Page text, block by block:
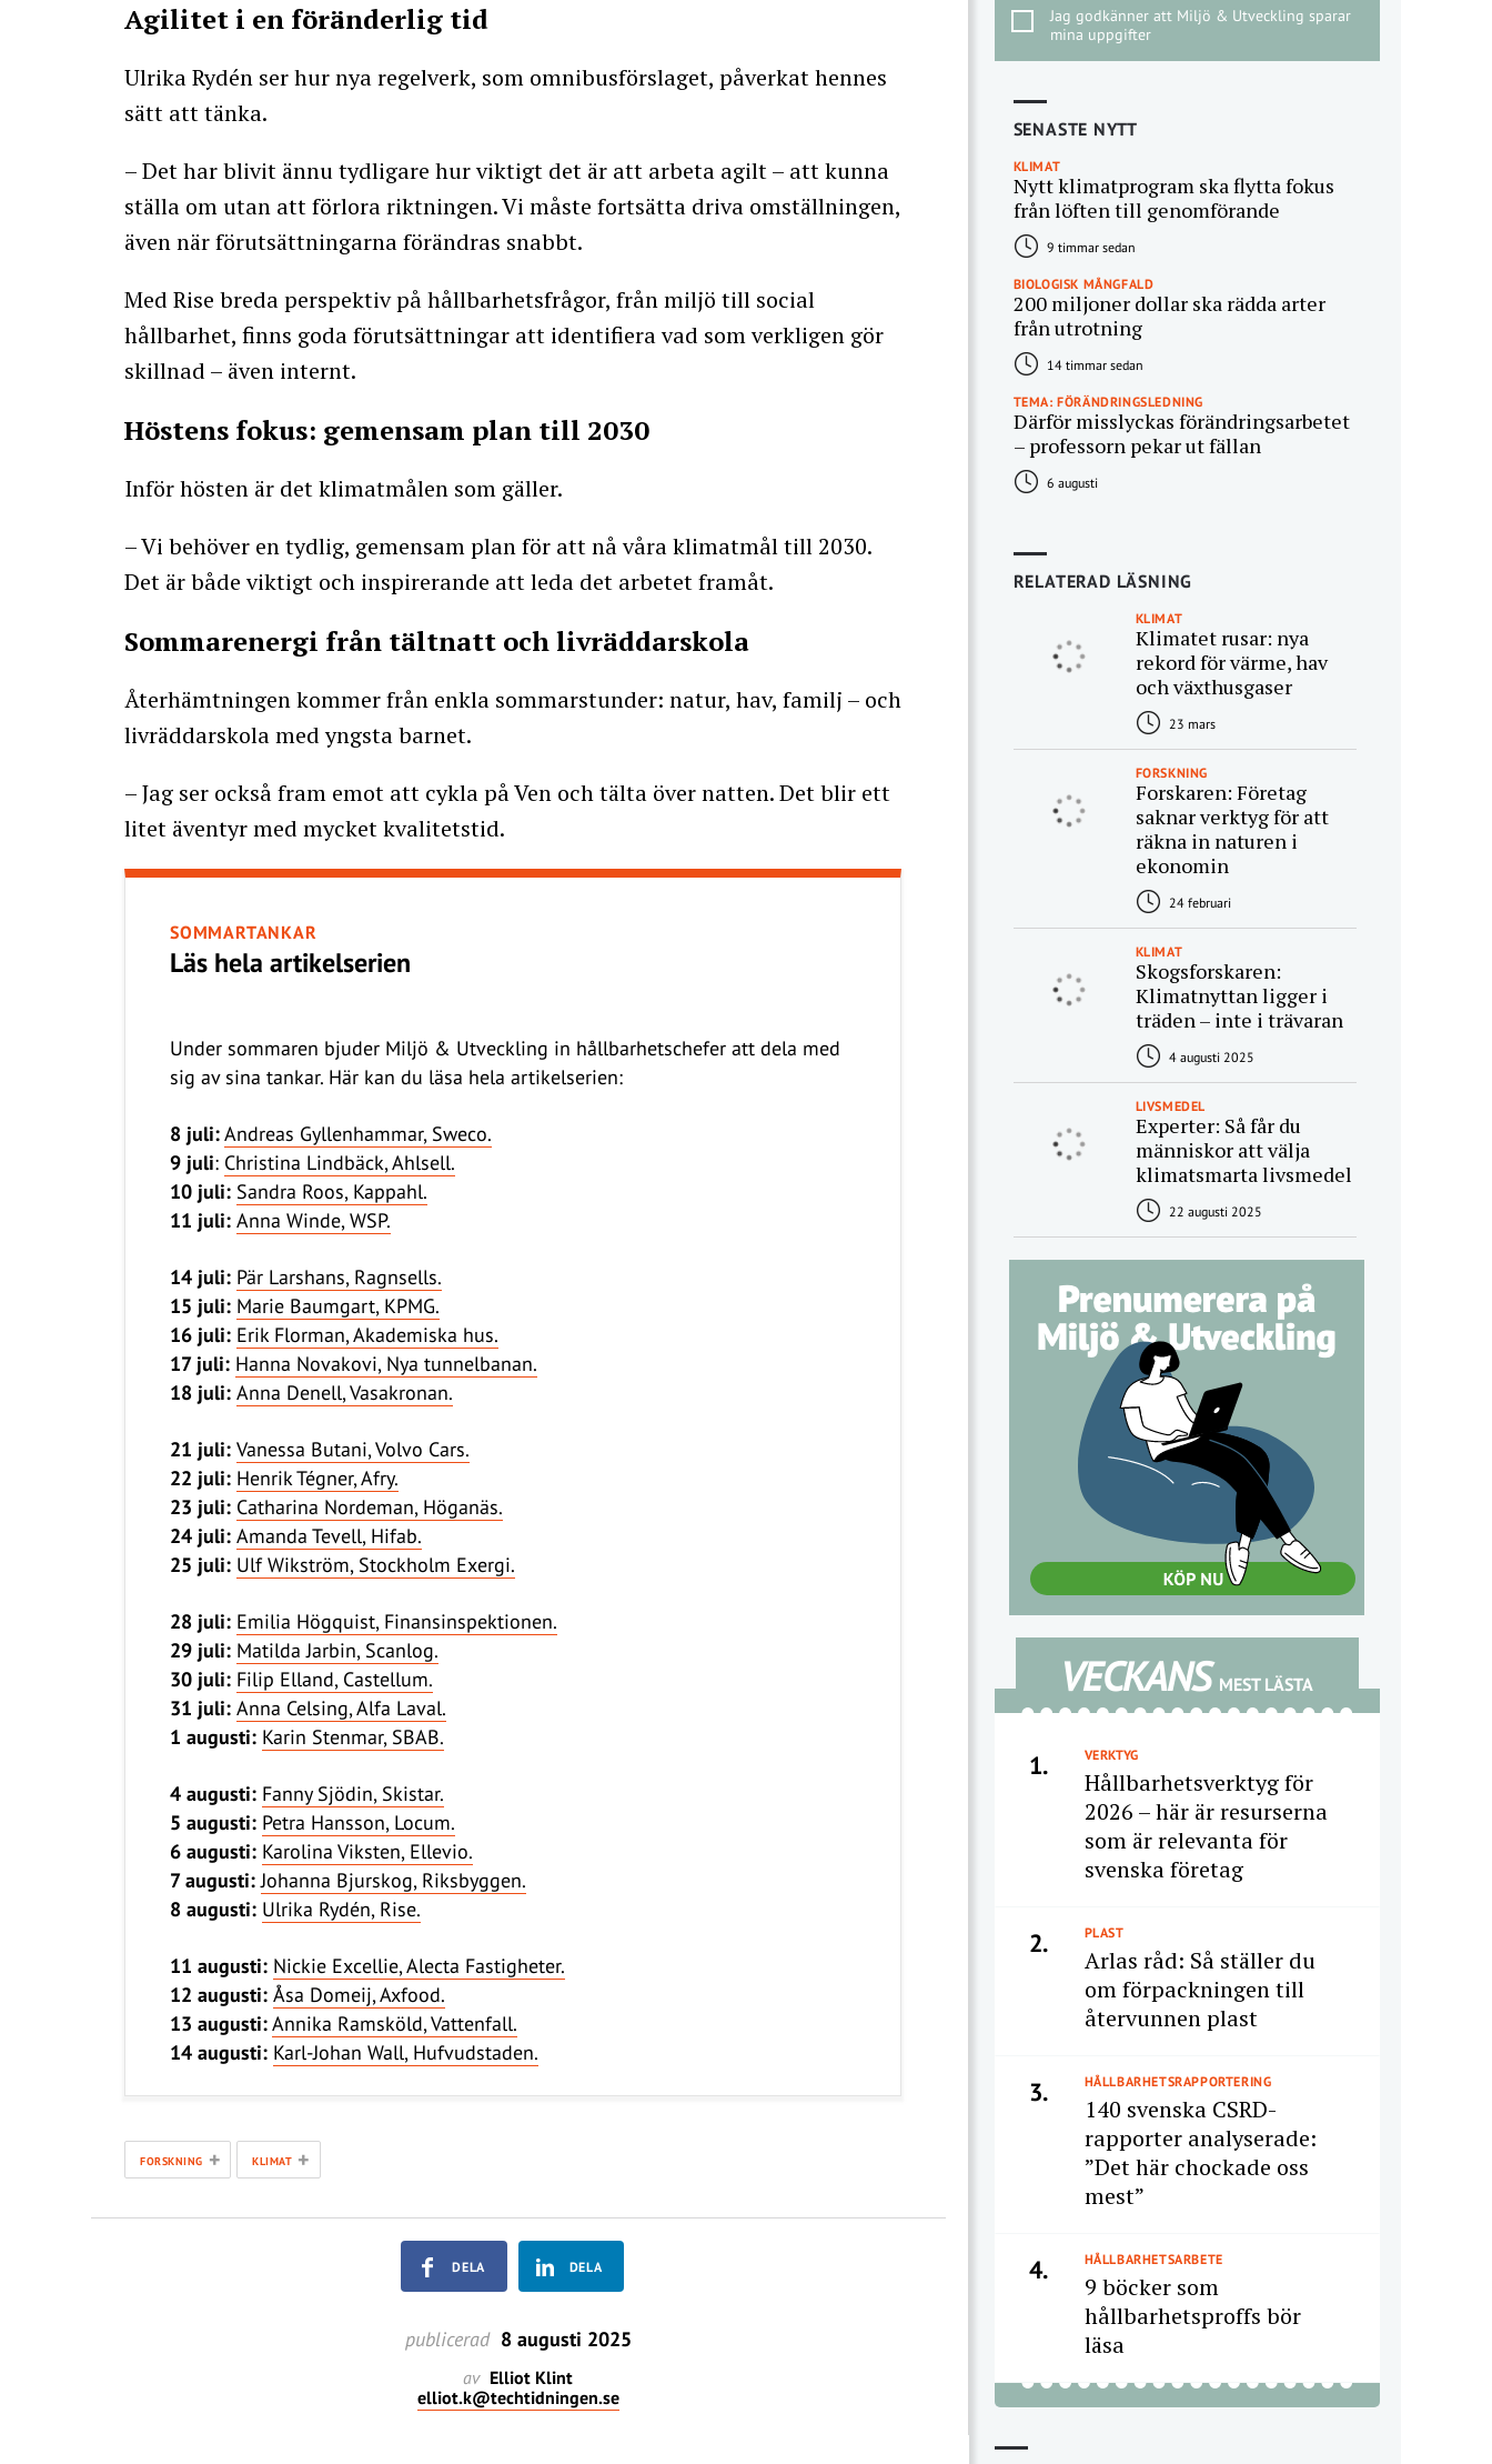
Agilitet i en föränderlig tid
Ulrika Rydén ser hur nya regelverk, som omnibusförslaget, påverkat hennes
sätt att tänka.
– Det har blivit ännu tydligare hur viktigt det är att arbeta agilt – att kunna
ställa om utan att förlora riktningen. Vi måste fortsätta driva omställningen,
även när förutsättningarna förändras snabbt.
Med Rise breda perspektiv på hållbarhetsfrågor, från miljö till social
hållbarhet, finns goda förutsättningar att identifiera vad som verkligen gör
skillnad – även internt.
Höstens fokus: gemensam plan till 2030
Inför hösten är det klimatmålen som gäller.
– Vi behöver en tydlig, gemensam plan för att nå våra klimatmål till 2030.
Det är både viktigt och inspirerande att leda det arbetet framåt.
Sommarenergi från tältnatt och livräddarskola
Återhämtningen kommer från enkla sommarstunder: natur, hav, familj – och
livräddarskola med yngsta barnet.
– Jag ser också fram emot att cykla på Ven och tälta över natten. Det blir ett
litet äventyr med mycket kvalitetstid.
SOMMARTANKAR
Läs hela artikelserien
Under sommaren bjuder Miljö & Utveckling in hållbarhetschefer att dela med
sig av sina tankar. Här kan du läsa hela artikelserien:
8 juli:Andreas Gyllenhammar, Sweco.
9 juli: Christina Lindbäck, Ahlsell.
10 juli: Sandra Roos, Kappahl.
11 juli: Anna Winde, WSP.
14 juli: Pär Larshans, Ragnsells.
15 juli: Marie Baumgart, KPMG.
16 juli: Erik Florman, Akademiska hus.
17 juli: Hanna Novakovi, Nya tunnelbanan.
18 juli: Anna Denell, Vasakronan.
21 juli: Vanessa Butani, Volvo Cars.
22 juli: Henrik Tégner, Afry.
23 juli: Catharina Nordeman, Höganäs.
24 juli: Amanda Tevell, Hifab.
25 juli: Ulf Wikström, Stockholm Exergi.
28 juli: Emilia Högquist, Finansinspektionen.
29 juli: Matilda Jarbin, Scanlog.
30 juli: Filip Elland, Castellum.
31 juli: Anna Celsing, Alfa Laval.
1 augusti: Karin Stenmar, SBAB.
4 augusti: Fanny Sjödin, Skistar.
5 augusti: Petra Hansson, Locum.
6 augusti: Karolina Viksten, Ellevio.
7 augusti:Johanna Bjurskog, Riksbyggen.
8 augusti: Ulrika Rydén, Rise.
11 augusti: Nickie Excellie, Alecta Fastigheter.
12 augusti: Åsa Domeij, Axfood.
13 augusti:Annika Ramsköld, Vattenfall.
14 augusti: Karl-Johan Wall, Hufvudstaden.
FORSKNING + KLIMAT +
DELA DELA
publicerad 8 augusti 2025
av Elliot Klint
elliot.k@techtidningen.se
Jag godkänner att Miljö & Utveckling sparar
mina uppgifter
SENASTE NYTT
KLIMAT
Nytt klimatprogram ska flytta fokus
från löften till genomförande
9 timmar sedan
BIOLOGISK MÅNGFALD
200 miljoner dollar ska rädda arter
från utrotning
14 timmar sedan
TEMA: FÖRÄNDRINGSLEDNING
Därför misslyckas förändringsarbetet
– professorn pekar ut fällan
6 augusti
RELATERAD LÄSNING
KLIMAT
Klimatet rusar: nya
rekord för värme, hav
och växthusgaser
23 mars
FORSKNING
Forskaren: Företag
saknar verktyg för att
räkna in naturen i
ekonomin
24 februari
KLIMAT
Skogsforskaren:
Klimatnyttan ligger i
träden – inte i trävaran
4 augusti 2025
LIVSMEDEL
Experter: Så får du
människor att välja
klimatsmarta livsmedel
22 augusti 2025
VECKANS MEST LÄSTA
1. VERKTYG
Hållbarhetsverktyg för
2026 – här är resurserna
som är relevanta för
svenska företag
2. PLAST
Arlas råd: Så ställer du
om förpackningen till
återvunnen plast
3. HÅLLBARHETSRAPPORTERING
140 svenska CSRD-
rapporter analyserade:
”Det här chockade oss
mest”
4. HÅLLBARHETSARBETE
9 böcker som
hållbarhetsproffs bör
läsa